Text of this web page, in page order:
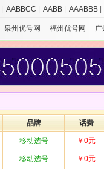
AABBCC AABB AAABBB
泉州优号网 福州优号网 广
品牌 话费
移动选号 ￥0元
移动选号 ￥0元